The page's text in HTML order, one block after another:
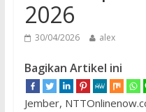
2026
30/04/2026 alex
Bagikan Artikel ini
Jember,